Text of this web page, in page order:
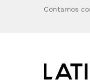
Contamos